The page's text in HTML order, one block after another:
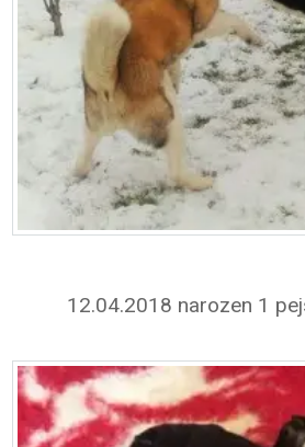
12.04.2018 narozen 1